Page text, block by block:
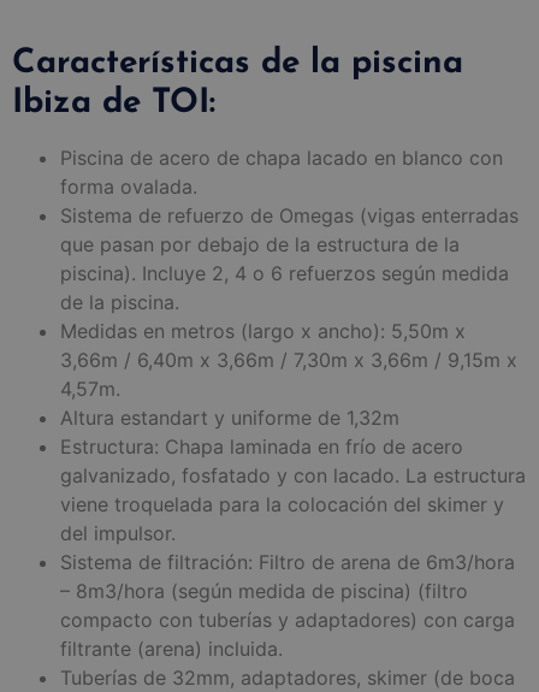
Características de la piscina
Ibiza de TOI:
Piscina de acero de chapa lacado en blanco con
forma ovalada.
Sistema de refuerzo de Omegas (vigas enterradas
que pasan por debajo de la estructura de la
piscina). Incluye 2, 4 o 6 refuerzos según medida
de la piscina.
Medidas en metros (largo x ancho): 5,50m x
3,66m / 6,40m x 3,66m / 7,30m x 3,66m / 9,15m x
4,57m.
Altura estandart y uniforme de 1,32m
Estructura: Chapa laminada en frío de acero
galvanizado, fosfatado y con lacado. La estructura
viene troquelada para la colocación del skimer y
del impulsor.
Sistema de filtración: Filtro de arena de 6m3/hora
– 8m3/hora (según medida de piscina) (filtro
compacto con tuberías y adaptadores) con carga
filtrante (arena) incluida.
Tuberías de 32mm, adaptadores, skimer (de boca